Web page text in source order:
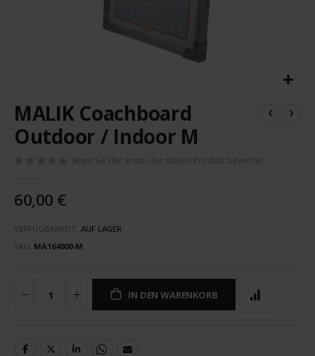
Anfang
der
Bildergalerie
MALIK Coachboard
Outdoor / Indoor M
Seien Sie der erste, der dieses Produkt bewertet
60,00 €
VERFÜGBARKEIT: AUF LAGER
SKU MA164000-M
IN DEN WARENKORB